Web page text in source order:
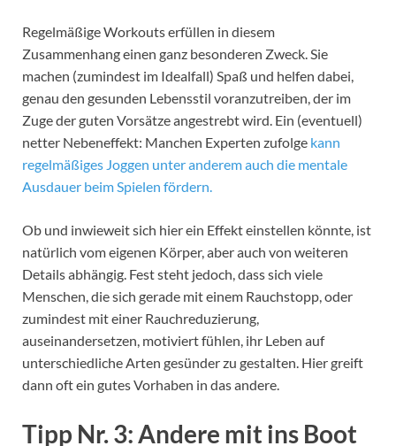
Regelmäßige Workouts erfüllen in diesem
Zusammenhang einen ganz besonderen Zweck. Sie
machen (zumindest im Idealfall) Spaß und helfen dabei,
genau den gesunden Lebensstil voranzutreiben, der im
Zuge der guten Vorsätze angestrebt wird. Ein (eventuell)
netter Nebeneffekt: Manchen Experten zufolge kann
regelmäßiges Joggen unter anderem auch die mentale
Ausdauer beim Spielen fördern.
Ob und inwieweit sich hier ein Effekt einstellen könnte, ist
natürlich vom eigenen Körper, aber auch von weiteren
Details abhängig. Fest steht jedoch, dass sich viele
Menschen, die sich gerade mit einem Rauchstopp, oder
zumindest mit einer Rauchreduzierung,
auseinandersetzen, motiviert fühlen, ihr Leben auf
unterschiedliche Arten gesünder zu gestalten. Hier greift
dann oft ein gutes Vorhaben in das andere.
Tipp Nr. 3: Andere mit ins Boot